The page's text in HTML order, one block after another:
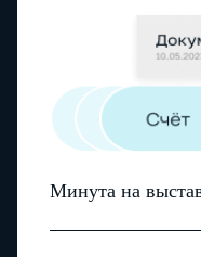
Минута на